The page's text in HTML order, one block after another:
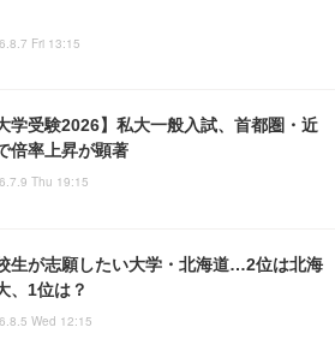
Fri 13:15
大学受験2026】私大一般入試、首都圏・近
倍率上昇が顕著
Thu 19:15
生が志願したい大学・北海道…2位は北海
、1位は？
Wed 12:15